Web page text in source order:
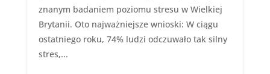
znanym badaniem poziomu stresu w Wielkiej
Brytanii. Oto najważniejsze wnioski: W ciągu
ostatniego roku, 74% ludzi odczuwało tak silny
stres,...